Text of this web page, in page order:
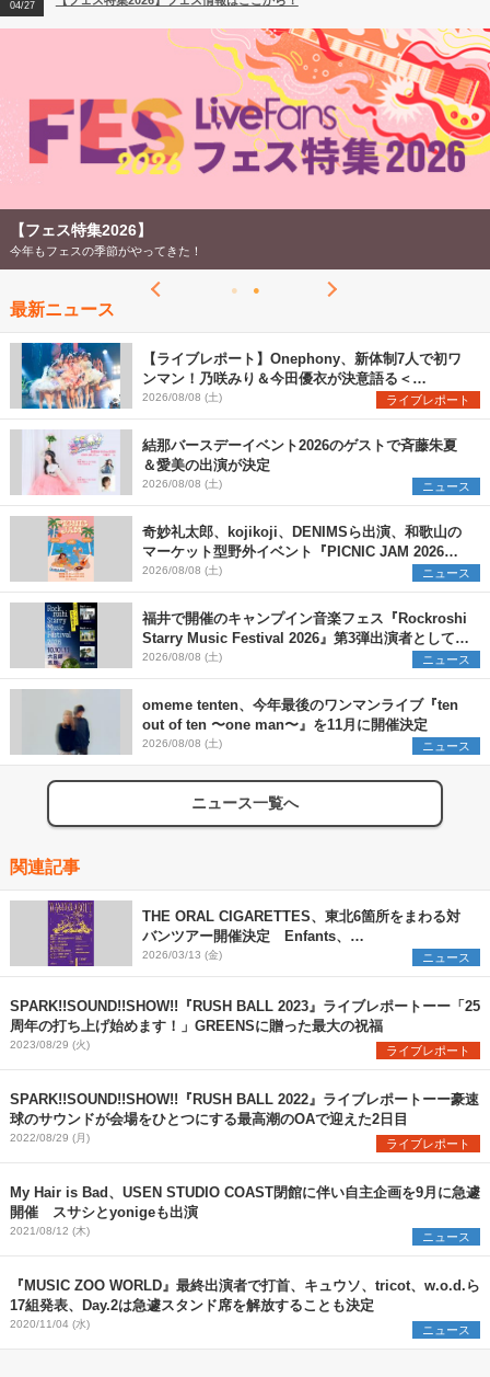
04/27
2026
【ライブ動員ランキング】2026年上半期編発表！
【フェス特集2026】
今年もフェスの季節がやってきた！
最新ニュース
【ライブレポート】Onephony、新体制7人で初ワ
ンマン！乃咲みり＆今田優衣が決意語る＜
Onephony新体制1st Oneman Live はじまりの夏
＞
2026/08/08 (土) ライブレポート
結那バースデーイベント2026のゲストで斉藤朱夏
＆愛美の出演が決定
2026/08/08 (土) ニュース
奇妙礼太郎、kojikoji、DENIMSら出演、和歌山の
マーケット型野外イベント『PICNIC JAM 2026』
早割チケット発売開始
2026/08/08 (土) ニュース
福井で開催のキャンプイン音楽フェス『Rockroshi
Starry Music Festival 2026』第3弾出演者として
SCOOBIE DO、かりゆし58、Reiを発表
2026/08/08 (土) ニュース
omeme tenten、今年最後のワンマンライブ『ten
out of ten 〜one man〜』を11月に開催決定
2026/08/08 (土) ニュース
ニュース一覧へ
関連記事
THE ORAL CIGARETTES、東北6箇所をまわる対
バンツアー開催決定 Enfants、
SPARK!!SOUND!!SHOW!!が出演
2026/03/13 (金) ニュース
SPARK!!SOUND!!SHOW!!『RUSH BALL 2023』ライブレポートーー「25
周年の打ち上げ始めます！」GREENSに贈った最大の祝福
2023/08/29 (火) ライブレポート
SPARK!!SOUND!!SHOW!!『RUSH BALL 2022』ライブレポートーー豪速
球のサウンドが会場をひとつにする最高潮のOAで迎えた2日目
2022/08/29 (月) ライブレポート
My Hair is Bad、USEN STUDIO COAST閉館に伴い自主企画を9月に急遽
開催 スサシとyonigeも出演
2021/08/12 (木) ニュース
『MUSIC ZOO WORLD』最終出演者で打首、キュウソ、tricot、w.o.d.ら
17組発表、Day.2は急遽スタンド席を解放することも決定
2020/11/04 (水) ニュース